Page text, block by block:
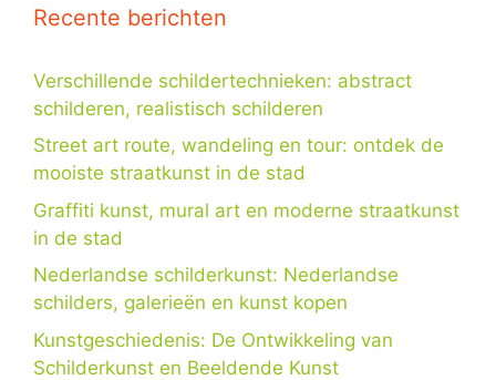
Recente berichten
Verschillende schildertechnieken: abstract
schilderen, realistisch schilderen
Street art route, wandeling en tour: ontdek de
mooiste straatkunst in de stad
Graffiti kunst, mural art en moderne straatkunst
in de stad
Nederlandse schilderkunst: Nederlandse
schilders, galerieën en kunst kopen
Kunstgeschiedenis: De Ontwikkeling van
Schilderkunst en Beeldende Kunst